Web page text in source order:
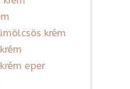
krém
eper